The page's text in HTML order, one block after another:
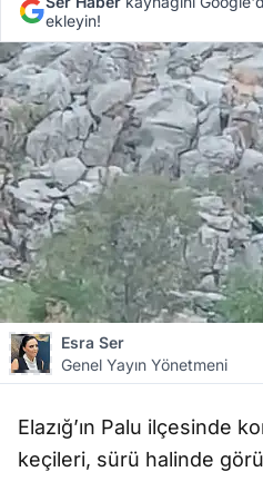
ekleyin!
Esra Ser
Genel Yayın Yönetmeni
Elazığ’ın Palu ilçesinde
keçileri, sürü halinde